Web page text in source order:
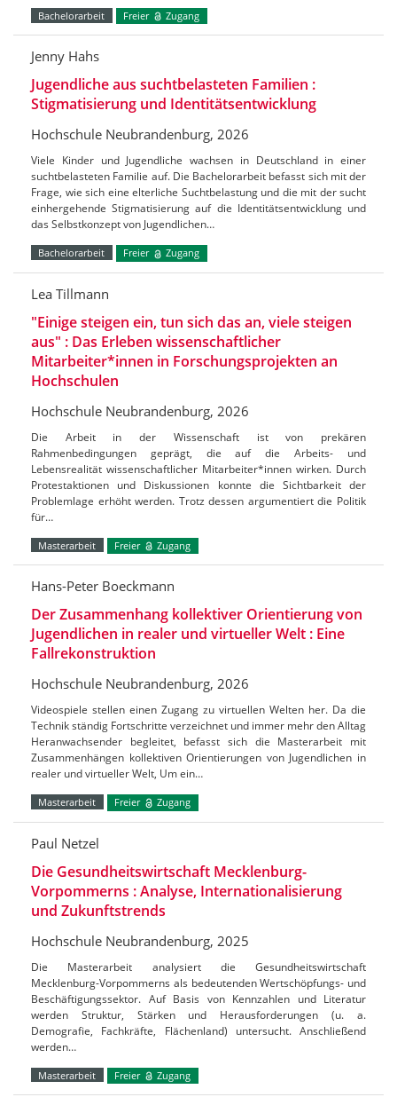
Bachelorarbeit Freier Zugang
Jenny Hahs
Jugendliche aus suchtbelasteten Familien :
Stigmatisierung und Identitätsentwicklung
Hochschule Neubrandenburg, 2026
Viele Kinder und Jugendliche wachsen in Deutschland in einer
suchtbelasteten Familie auf. Die Bachelorarbeit befasst sich mit der
Frage, wie sich eine elterliche Suchtbelastung und die mit der sucht
einhergehende Stigmatisierung auf die Identitätsentwicklung und
das Selbstkonzept von Jugendlichen…
Bachelorarbeit Freier Zugang
Lea Tillmann
"Einige steigen ein, tun sich das an, viele steigen
aus" : Das Erleben wissenschaftlicher
Mitarbeiter*innen in Forschungsprojekten an
Hochschulen
Hochschule Neubrandenburg, 2026
Die Arbeit in der Wissenschaft ist von prekären
Rahmenbedingungen geprägt, die auf die Arbeits- und
Lebensrealität wissenschaftlicher Mitarbeiter*innen wirken. Durch
Protestaktionen und Diskussionen konnte die Sichtbarkeit der
Problemlage erhöht werden. Trotz dessen argumentiert die Politik
für…
Masterarbeit Freier Zugang
Hans-Peter Boeckmann
Der Zusammenhang kollektiver Orientierung von
Jugendlichen in realer und virtueller Welt : Eine
Fallrekonstruktion
Hochschule Neubrandenburg, 2026
Videospiele stellen einen Zugang zu virtuellen Welten her. Da die
Technik ständig Fortschritte verzeichnet und immer mehr den Alltag
Heranwachsender begleitet, befasst sich die Masterarbeit mit
Zusammenhängen kollektiven Orientierungen von Jugendlichen in
realer und virtueller Welt, Um ein…
Masterarbeit Freier Zugang
Paul Netzel
Die Gesundheitswirtschaft Mecklenburg-
Vorpommerns : Analyse, Internationalisierung
und Zukunftstrends
Hochschule Neubrandenburg, 2025
Die Masterarbeit analysiert die Gesundheitswirtschaft
Mecklenburg-Vorpommerns als bedeutenden Wertschöpfungs- und
Beschäftigungssektor. Auf Basis von Kennzahlen und Literatur
werden Struktur, Stärken und Herausforderungen (u. a.
Demografie, Fachkräfte, Flächenland) untersucht. Anschließend
werden…
Masterarbeit Freier Zugang